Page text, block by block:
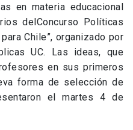
en materia educacional
delConcurso Políticas
Chile”, organizado por
UC. Las ideas, que
en sus primeros
forma de selección de
el martes 4 de